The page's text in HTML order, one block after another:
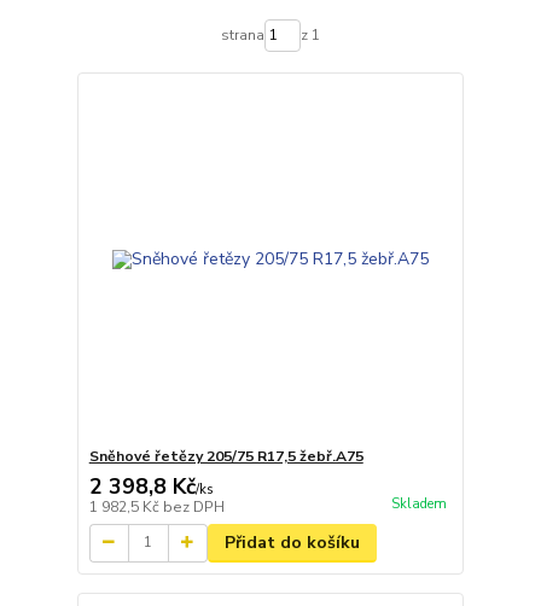
strana z 1
Sněhové řetězy 205/75 R17,5 žebř.A75
2 398,8 Kč/ks
1 982,5 Kč bez DPH Skladem
Přidat do košíku